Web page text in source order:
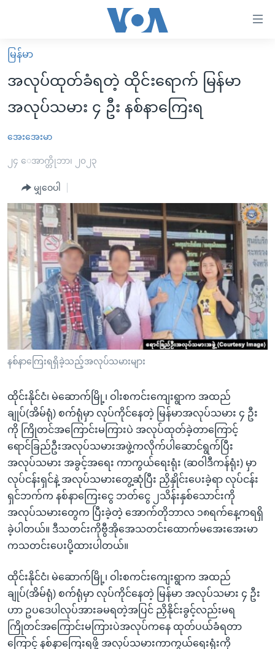
လွယ်ကူ
စေ
များ
ပင်မ
ကျော်
ကြည့်
ပင်မ
စာမျက်နှာ
ကြည့်
ရှာဖွေ
ရန်
နေရာ
သို့
ကျော်
ရန်
မူလစာမျက်နှာ
မြန်မာ
ကမ္ဘာ့သတင်းများ
အစ္စရေး-ပါလက်စတိုင်း
အင်္ဂလိပ်စာလေ့လာမယ်
အမေရိကန်သုံးအီဒီယံ
မကြေးမုံရဲ့ အင်္ဂလိပ်စာ
ရုပ်ရှင်ထဲက အင်္ဂလိပ်စာ
သုတပဒေသာ အင်္ဂလိပ်စာ
အပတ်စဉ်ကဏ္ဍများ
ရေဒီယို
တီဗွီ
ရေဒီယိုနှင့်ရုပ်သံ အချက်အလက်များ
ရေဒီယို/တီဗွီအစီအစဉ်
Learning English
ဗွီအိုအေ လူမှုကွန်ယက်များ
ဘာသာစကားများ
မြန်မာ
အလုပ်ထုတ်ခံရတဲ့ ထိုင်းရောက် မြန်မာ
အလုပ်သမား ၄ ဦး နစ်နာကြေးရ
အေးအေးမာ
၂၄ ေအာက္တိုဘာ၊ ၂၀၂၃
မျှဝေပါ
နစ်နာကြေးရရှိခဲ့သည့်အလုပ်သမားများ
ထိုင်းနိုင်ငံ၊ မဲဆောက်မြို့၊ ဝါးစကင်းကျေးရွာက အထည်
ချုပ်(အိမ်ရုံ) စက်ရုံမှာ လုပ်ကိုင်နေတဲ့ မြန်မာအလုပ်သမား ၄ ဦး
ကို ကြိုတင်အကြောင်းမကြားပဲ အလုပ်ထုတ်ခဲ့တာကြောင့်
ရောင်ခြည်ဦးအလုပ်သမားအဖွဲ့ကလိုက်ပါဆောင်ရွက်ပြီး
အလုပ်သမား အခွင့်အရေး ကာကွယ်ရေးရုံး (ဆဝါဒီကန်ရုံး) မှာ
လုပ်ငန်းရှင်နဲ့ အလုပ်သမားတွေ့ဆုံပြီး ညှိနှိုင်းပေးခဲ့ရာ လုပ်ငန်း
ရှင်ဘက်က နစ်နာကြေးငွေ ဘတ်ငွေ ၂သိန်းနှစ်သောင်းကို
အလုပ်သမားတွေက ပြီးခဲ့တဲ့ အောက်တိုဘာလ ၁၈ရက်နေ့ကရရှိ
ခဲ့ပါတယ်။ ဒီသတင်းကိုဗွီအိုအေသတင်းထောက်မအေးအေးမာ
ကသတင်းပေးပို့ထားပါတယ်။
ထိုင်းနိုင်ငံ၊ မဲဆောက်မြို့၊ ဝါးစကင်းကျေးရွာက အထည်
ချုပ်(အိမ်ရုံ) စက်ရုံမှာ လုပ်ကိုင်နေတဲ့ မြန်မာ အလုပ်သမား ၄ ဦး
ဟာ ဥပဒေပါလုပ်အားခမရတဲ့အပြင် ညှိနိုင်းခွင့်လည်းမရ
ကြိုတင်အကြောင်းမကြားပဲအလုပ်ကနေ ထုတ်ပယ်ခံရတာ
ကြောင့် နစ်နာကြေးရဖို့ အလုပ်သမားကာကွယ်ရေးရုံးကို